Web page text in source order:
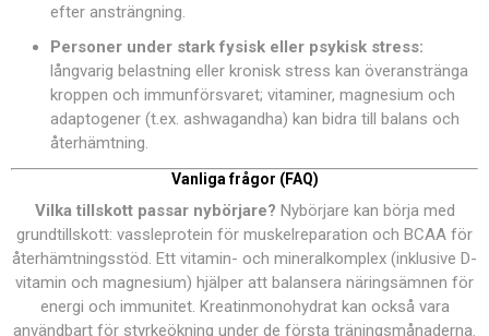
efter ansträngning.
Personer under stark fysisk eller psykisk stress:
långvarig belastning eller kronisk stress kan överanstränga
kroppen och immunförsvaret; vitaminer, magnesium och
adaptogener (t.ex. ashwagandha) kan bidra till balans och
återhämtning.
Vanliga frågor (FAQ)
Vilka tillskott passar nybörjare? Nybörjare kan börja med
grundtillskott: vassleprotein för muskelreparation och BCAA för
återhämtningsstöd. Ett vitamin- och mineralkomplex (inklusive D-
vitamin och magnesium) hjälper att balansera näringsämnen för
energi och immunitet. Kreatinmonohydrat kan också vara
användbart för styrkeökning under de första träningsmånaderna.